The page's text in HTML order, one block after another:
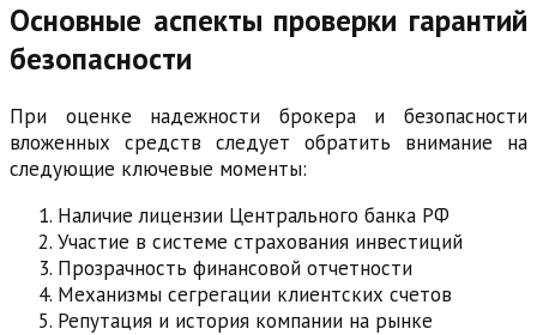
Основные аспекты проверки гарантий
безопасности
При оценке надежности брокера и безопасности
вложенных средств следует обратить внимание на
следующие ключевые моменты:
Наличие лицензии Центрального банка РФ
Участие в системе страхования инвестиций
Прозрачность финансовой отчетности
Механизмы сегрегации клиентских счетов
Репутация и история компании на рынке